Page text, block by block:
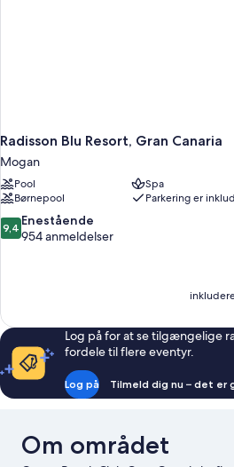
Radisson Blu Resort, Gran Canaria
Mogan
Pool
Spa
Børnepool
Parkering er
9.4
ud
anmeldelser
9,4 Enestående
954 anmeldelser
Log på for at se tilgængelige
fordele til flere eventyr.
Log på Tilmeld dig nu – det er
Om området